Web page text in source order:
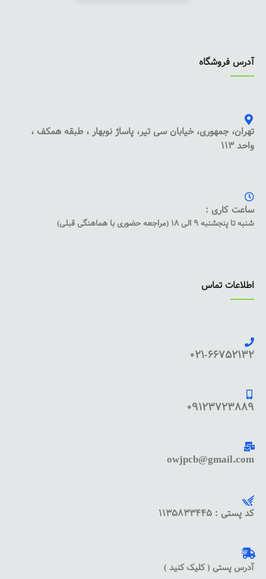
آدرس فروشگاه
تهران، جمهوری، خیابان سی تیر، پاساژ نوبهار ، طبقه همکف ،
واحد 113
ساعت کاری :
شنبه تا پنجشنبه 9 الی 18 (مراجعه حضوری با هماهنگی قبلی)
اطلاعات تماس
021-66752132
09123723889
owjpcb@gmail.com
کد پستی : 1135833445
آدرس پستی ( کلیک کنید )